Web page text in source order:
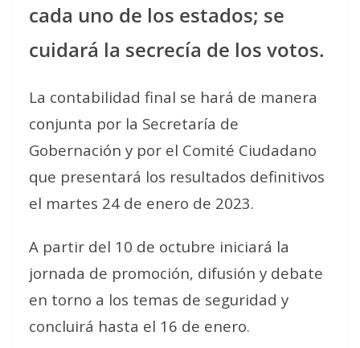
cada uno de los estados; se
cuidará la secrecía de los votos.
La contabilidad final se hará de manera
conjunta por la Secretaría de
Gobernación y por el Comité Ciudadano
que presentará los resultados definitivos
el martes 24 de enero de 2023.
A partir del 10 de octubre iniciará la
jornada de promoción, difusión y debate
en torno a los temas de seguridad y
concluirá hasta el 16 de enero.